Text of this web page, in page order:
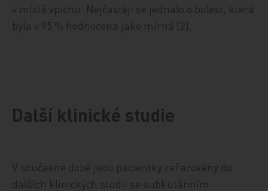
v místě vpichu. Nejčastěji se jednalo o bolest, která
byla v 95 % hodnocena jako mírná [2].
Další klinické studie
V současné době jsou pacientky zařazovány do
dalších klinických studií se subkutánním